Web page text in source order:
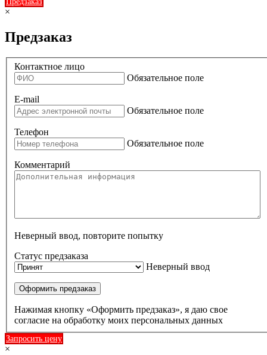
×
Предзаказ
Контактное лицо
Обязательное поле
E-mail
Обязательное поле
Телефон
Обязательное поле
Комментарий
Неверный ввод, повторите попытку
Статус предзаказа
Неверный ввод
Оформить предзаказ
Нажимая кнопку «Оформить предзаказ», я даю свое
согласие на обработку моих персональных данных
Запросить цену
×